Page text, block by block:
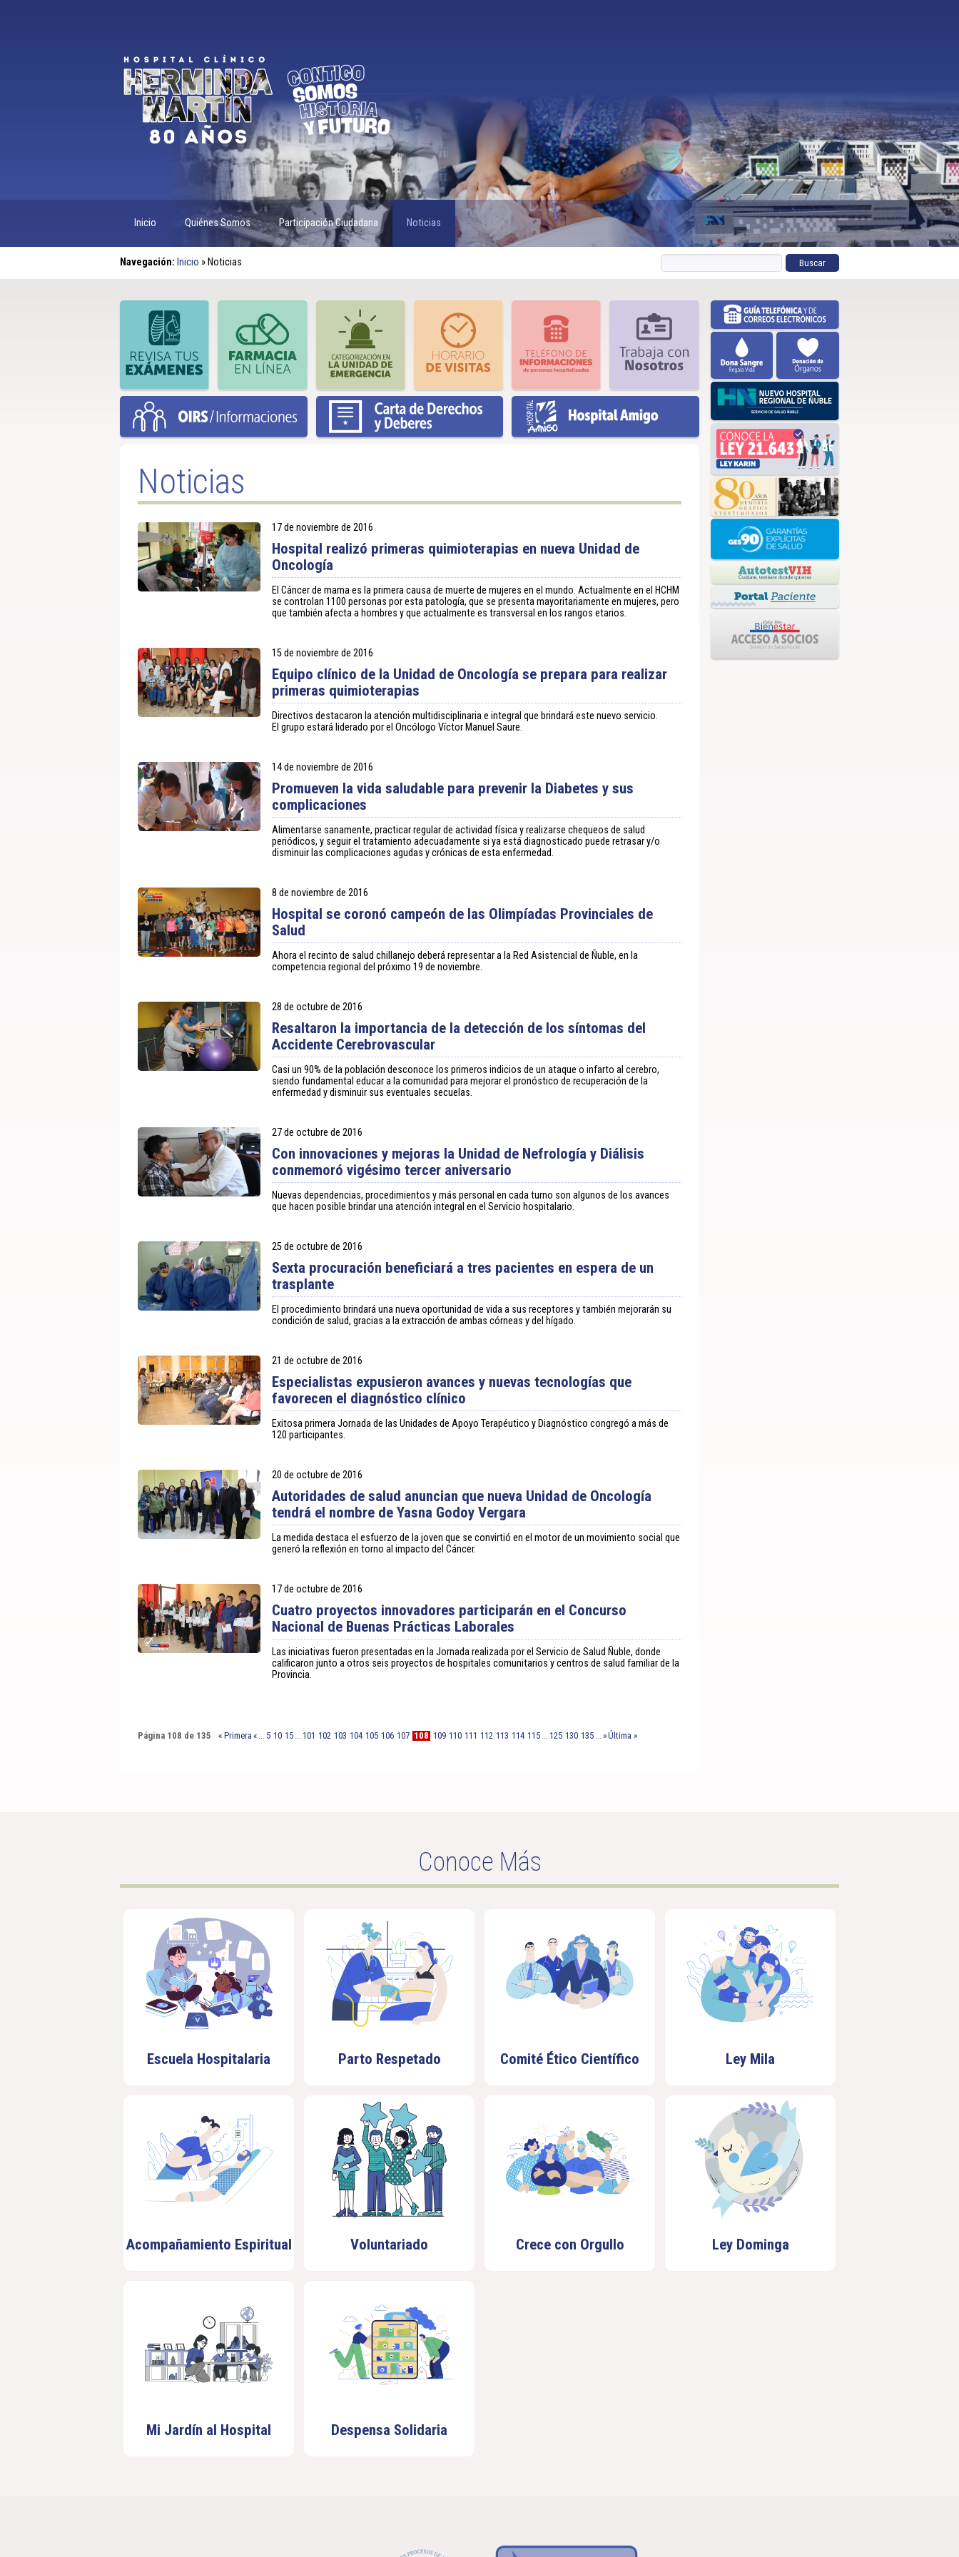
Inicio Quiénes Somos Participación Ciudadana Noticias
Navegación: Inicio » Noticias
Noticias
17 de noviembre de 2016
Hospital realizó primeras quimioterapias en nueva Unidad de
Oncología
El Cáncer de mama es la primera causa de muerte de mujeres en el mundo. Actualmente en el HCHM
se controlan 1100 personas por esta patología, que se presenta mayoritariamente en mujeres, pero
que también afecta a hombres y que actualmente es transversal en los rangos etarios.
15 de noviembre de 2016
Equipo clínico de la Unidad de Oncología se prepara para realizar
primeras quimioterapias
Directivos destacaron la atención multidisciplinaria e integral que brindará este nuevo servicio.
El grupo estará liderado por el Oncólogo Víctor Manuel Saure.
14 de noviembre de 2016
Promueven la vida saludable para prevenir la Diabetes y sus
complicaciones
Alimentarse sanamente, practicar regular de actividad física y realizarse chequeos de salud
periódicos, y seguir el tratamiento adecuadamente si ya está diagnosticado puede retrasar y/o
disminuir las complicaciones agudas y crónicas de esta enfermedad.
8 de noviembre de 2016
Hospital se coronó campeón de las Olimpíadas Provinciales de
Salud
Ahora el recinto de salud chillanejo deberá representar a la Red Asistencial de Ñuble, en la
competencia regional del próximo 19 de noviembre.
28 de octubre de 2016
Resaltaron la importancia de la detección de los síntomas del
Accidente Cerebrovascular
Casi un 90% de la población desconoce los primeros indicios de un ataque o infarto al cerebro,
siendo fundamental educar a la comunidad para mejorar el pronóstico de recuperación de la
enfermedad y disminuir sus eventuales secuelas.
27 de octubre de 2016
Con innovaciones y mejoras la Unidad de Nefrología y Diálisis
conmemoró vigésimo tercer aniversario
Nuevas dependencias, procedimientos y más personal en cada turno son algunos de los avances
que hacen posible brindar una atención integral en el Servicio hospitalario.
25 de octubre de 2016
Sexta procuración beneficiará a tres pacientes en espera de un
trasplante
El procedimiento brindará una nueva oportunidad de vida a sus receptores y también mejorarán su
condición de salud, gracias a la extracción de ambas córneas y del hígado.
21 de octubre de 2016
Especialistas expusieron avances y nuevas tecnologías que
favorecen el diagnóstico clínico
Exitosa primera Jornada de las Unidades de Apoyo Terapéutico y Diagnóstico congregó a más de
120 participantes.
20 de octubre de 2016
Autoridades de salud anuncian que nueva Unidad de Oncología
tendrá el nombre de Yasna Godoy Vergara
La medida destaca el esfuerzo de la joven que se convirtió en el motor de un movimiento social que
generó la reflexión en torno al impacto del Cáncer.
17 de octubre de 2016
Cuatro proyectos innovadores participarán en el Concurso
Nacional de Buenas Prácticas Laborales
Las iniciativas fueron presentadas en la Jornada realizada por el Servicio de Salud Ñuble, donde
calificaron junto a otros seis proyectos de hospitales comunitarios y centros de salud familiar de la
Provincia.
Página 108 de 135 « Primera « ... 5 10 15 ...101 102 103 104 105 106 107 108 109 110 111 112 113 114 115 ...125 130 135 ...»Última »
Conoce Más
Escuela Hospitalaria Parto Respetado Comité Ético Científico Ley Mila
Acompañamiento Espiritual Voluntariado Crece con Orgullo Ley Dominga
Mi Jardín al Hospital Despensa Solidaria